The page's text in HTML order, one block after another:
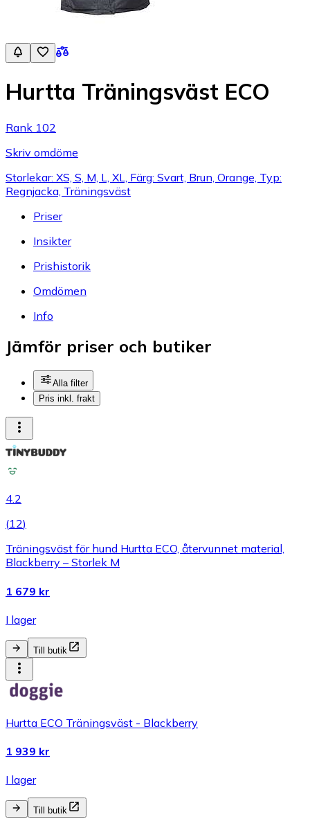
Hurtta Träningsväst ECO
Rank 102
Skriv omdöme
Storlekar: XS, S, M, L, XL, Färg: Svart, Brun, Orange, Typ:
Regnjacka, Träningsväst
Priser
Insikter
Prishistorik
Omdömen
Info
Jämför priser och butiker
Alla filter
Pris inkl. frakt
4.2
(12)
Träningsväst för hund Hurtta ECO, återvunnet material,
Blackberry – Storlek M
1 679 kr
I lager
Till butik
Hurtta ECO Träningsväst - Blackberry
1 939 kr
I lager
Till butik